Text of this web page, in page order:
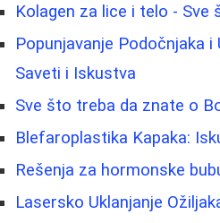
Kolagen za lice i telo - Sve
Popunjavanje Podočnjaka
Saveti i Iskustva
Sve što treba da znate o
Blefaroplastika Kapaka:
Rešenja za hormonske
Lasersko Uklanjanje